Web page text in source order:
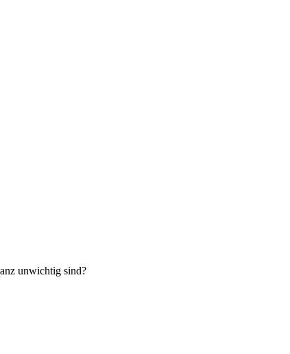
unwichtig sind?